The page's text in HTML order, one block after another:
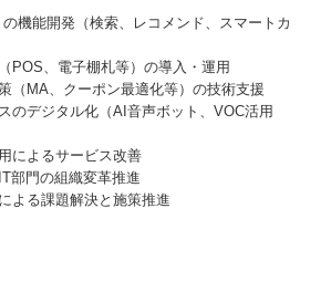
の機能開発（検索、レコメンド、スマートカ
POS、電子棚札等）の導入・運用
（MA、クーポン最適化等）の技術支援
のデジタル化（AI音声ボット、VOC活用
によるサービス改善
部門の組織変革推進
よる課題解決と施策推進